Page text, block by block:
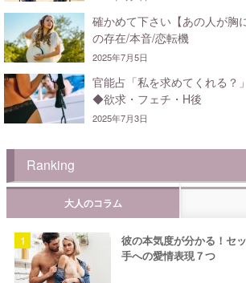
確かめて下さい【あの人が胸
の存在/本音/恋転機
2025年7月5日
官能占「私を求めてくれる？
◆欲求・フェチ・H後
2025年7月3日
Ranking
大人のコラム
彼の本気度が分かる！セ
手への愛情表現７つ